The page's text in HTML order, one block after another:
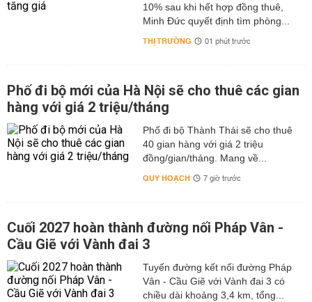
10% sau khi hết hợp đồng thuê,
Minh Đức quyết định tìm phòng...
THỊ TRƯỜNG 01 phút trước
Phố đi bộ mới của Hà Nội sẽ cho thuê các gian
hàng với giá 2 triệu/tháng
Phố đi bộ Thành Thái sẽ cho thuê
40 gian hàng với giá 2 triệu
đồng/gian/tháng. Mang về...
QUY HOẠCH 7 giờ trước
Cuối 2027 hoàn thành đường nối Pháp Vân -
Cầu Giẽ với Vành đai 3
Tuyến đường kết nối đường Pháp
Vân - Cầu Giẽ với Vành đai 3 có
chiều dài khoảng 3,4 km, tổng...